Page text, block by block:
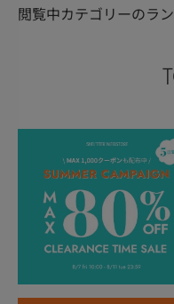
閲覧中カテゴリーのラ